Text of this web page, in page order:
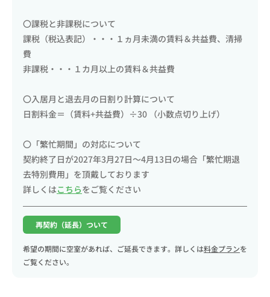
〇課税と非課税について
課税（税込表記）・・・１ヵ月未満の賃料＆共益費、清掃
費
非課税・・・１カ月以上の賃料＆共益費
〇入居月と退去月の日割り計算について
日割料金＝（賃料+共益費）÷30 （小数点切り上げ）
〇「繁忙期間」の対応について
契約終了日が2027年3月27日～4月13日の場合「繁忙期退
去特別費用」を頂戴しております
詳しくはこちらをご覧ください
再契約（延長）ついて
希望の期間に空室があれば、ご延長できます。詳しくは料金プランを
ご覧ください。